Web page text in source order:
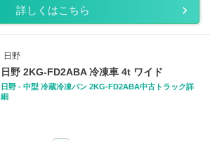
詳しくはこちら
日野
日野 2KG-FD2ABA 冷凍車 4t ワイド
日野 - 中型 冷蔵冷凍バン 2KG-FD2ABA中古トラック詳
細